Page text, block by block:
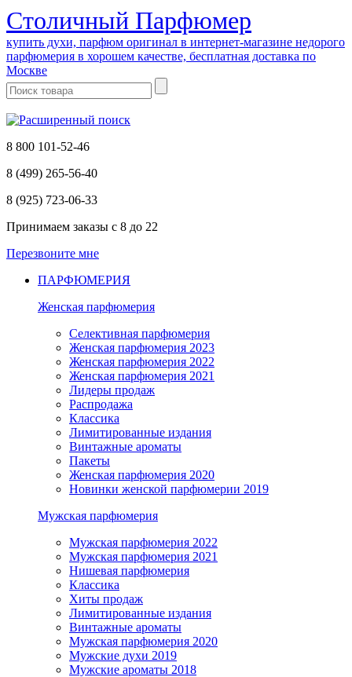
Cтоличный Парфюмер
купить духи, парфюм оригинал в интернет-магазине недорого
парфюмерия в хорошем качестве, бесплатная доставка по
Москве
8 800 101-52-46
8 (499) 265-56-40
8 (925) 723-06-33
Принимаем заказы с 8 до 22
Перезвоните мне
ПАРФЮМЕРИЯ
Женская парфюмерия
Селективная парфюмерия
Женская парфюмерия 2023
Женская парфюмерия 2022
Женская парфюмерия 2021
Лидеры продаж
Распродажа
Классика
Лимитированные издания
Винтажные ароматы
Пакеты
Женская парфюмерия 2020
Новинки женской парфюмерии 2019
Мужская парфюмерия
Мужская парфюмерия 2022
Мужская парфюмерия 2021
Нишевая парфюмерия
Классика
Хиты продаж
Лимитированные издания
Винтажные ароматы
Мужская парфюмерия 2020
Мужские духи 2019
Мужские ароматы 2018